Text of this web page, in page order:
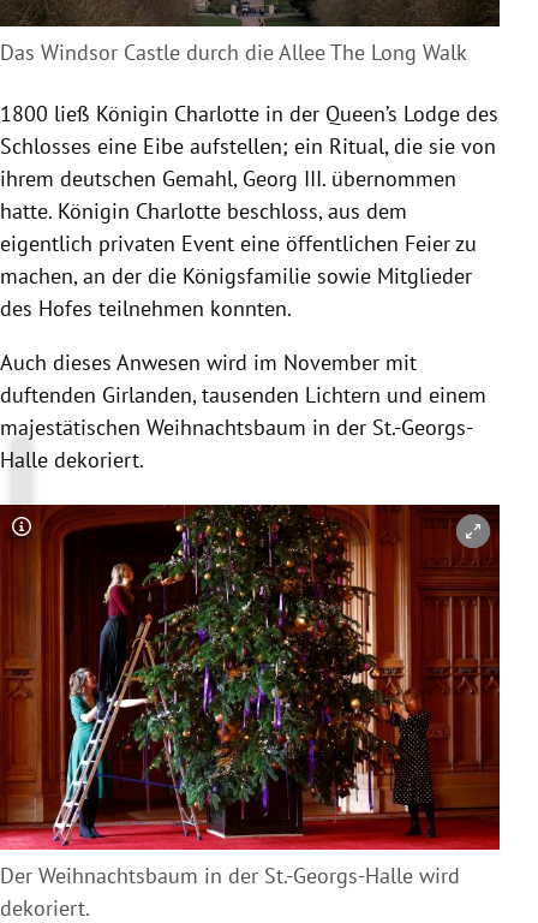
Das Windsor Castle durch die Allee The Long Walk
1800 ließ Königin Charlotte in der Queen’s Lodge des
Schlosses eine Eibe aufstellen; ein Ritual, die sie von
ihrem deutschen Gemahl, Georg III. übernommen
hatte. Königin Charlotte beschloss, aus dem
eigentlich privaten Event eine öffentlichen Feier zu
machen, an der die Königsfamilie sowie Mitglieder
des Hofes teilnehmen konnten.
Auch dieses Anwesen wird im November mit
duftenden Girlanden, tausenden Lichtern und einem
majestätischen Weihnachtsbaum in der St.-Georgs-
Halle dekoriert.
Copyright-Hinweis öffnen/schließen
Der Weihnachtsbaum in der St.-Georgs-Halle wird
dekoriert.